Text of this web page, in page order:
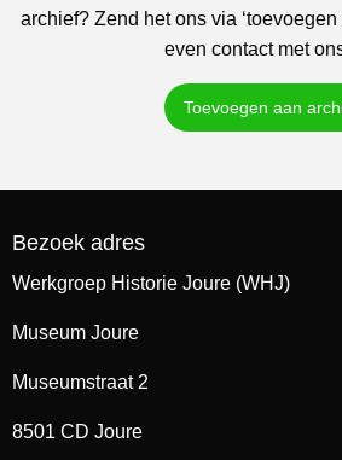
archief? Zend het ons via ‘toevoegen
even contact met
Toevoegen aan
Bezoek adres
Werkgroep Historie Joure (WHJ)
Museum Joure
Museumstraat 2
8501 CD Joure